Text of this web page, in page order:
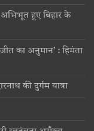
हुए बिहार के
का अनुमान’ : हिमंता
की दुर्गम यात्रा